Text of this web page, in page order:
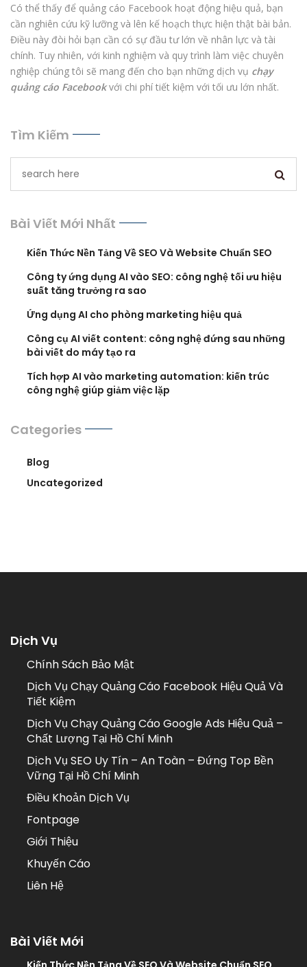
Có thể thấy để quảng cáo Facebook hoạt động hiệu quả, bạn
cần nghiên cứu kỹ lưỡng và lên kế hoạch thực hiện thật bài bản.
Điều này đòi hỏi bạn cần có sự đầu tư lớn về nhân lực và tài
chính. Tuy nhiên, với kinh nghiệm và quy trình làm việc chuyên
nghiệp chúng tôi sẽ mang đến cho bạn những dịch vụ chạy
quảng cáo Facebookvới chi phí tiết kiệm với tối ưu lớn nhất.
Tìm Kiếm
Bài Viết Mới Nhất
Kiến Thức Nền Tảng Về SEO Và Website Chuẩn SEO
Công ty ứng dụng AI vào SEO: công nghệ tối ưu hiệu
suất tăng trưởng ra sao
Ứng dụng AI cho phòng marketing hiệu quả
Công cụ AI viết content: công nghệ đứng sau những
bài viết do máy tạo ra
Tích hợp AI vào marketing automation: kiến trúc
công nghệ giúp giảm việc lặp
Categories
Blog
Uncategorized
Dịch Vụ
Chính Sách Bảo Mật
Dịch Vụ Chạy Quảng Cáo Facebook Hiệu Quả Và
Tiết Kiệm
Dịch Vụ Chạy Quảng Cáo Google Ads Hiệu Quả –
Chất Lượng Tại Hồ Chí Minh
Dịch Vụ SEO Uy Tín – An Toàn – Đứng Top Bền
Vững Tại Hồ Chí Minh
Điều Khoản Dịch Vụ
Fontpage
Giới Thiệu
Khuyến Cáo
Liên Hệ
Bài Viết Mới